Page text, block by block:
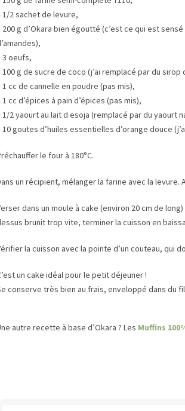
1/2 sachet de levure,
200 g d’Okara bien égoutté (c’est ce qui est
3 oeufs,
100 g de sucre de coco (j’ai remplacé par du sirop
1 cc de cannelle en poudre (pas mis),
1 cc d’épices à pain d’épices (pas mis),
1/2 yaourt au lait d esoja (remplacé par du yaourt
10 goutes d’huiles essentielles d’orange douce
le four à 180°C.
un récipient, mélanger la farine avec la
dans un moule à cake (environ 20 cm de
brunit trop vite, terminer la cuisson en
la cuisson avec la pointe d’un couteau, qui
un cake idéal pour le petit déjeuner !
conserve très bien au frais, enveloppé dans du
autre recette à base d’Okara ? Les Muffins